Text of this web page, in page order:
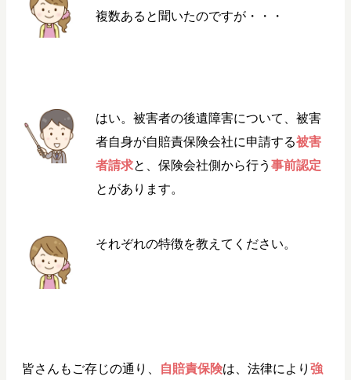
複数あると聞いたのですが・・・
はい。被害者の後遺障害について、被害
者自身が自賠責保険会社に申請する被害
者請求と、保険会社側から行う事前認定
とがあります。
それぞれの特徴を教えてください。
皆さんもご存じの通り、 自賠責保険は、法律により 強